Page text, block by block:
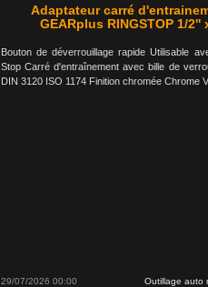
Adaptateur carré
GEARplus RINGSTOP 1/2''
Bouton de déverrouillage rapide Utilisable
Stop Carré d'entraînement avec bille de
DIN 3120 ISO 1174 Finition chromée Chrome
29/07/2026 00:00 Outillage auto